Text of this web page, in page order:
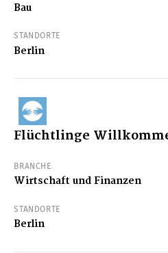
Bau
STANDORTE
Berlin
Flüchtlinge
BRANCHE
Wirtschaft und Finanzen
STANDORTE
Berlin